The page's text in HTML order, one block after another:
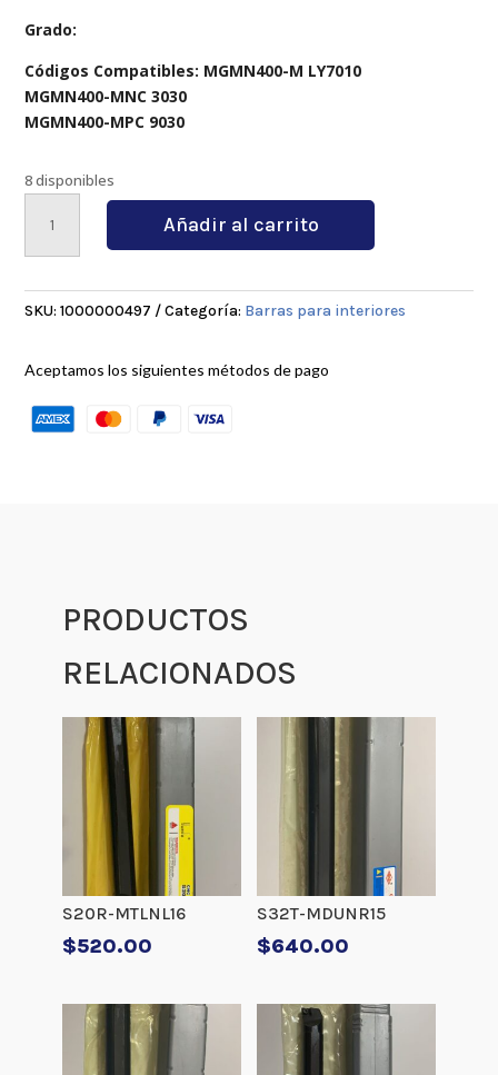
Grado:
Códigos Compatibles: MGMN400-M LY7010
MGMN400-MNC 3030
MGMN400-MPC 9030
8 disponibles
MGIVL2016-
cantidad
Añadir al carrito
SKU:1000000497 Categoría: Barras para interiores
Aceptamos los siguientes métodos de pago
PRODUCTOS
RELACIONADOS
S20R-MTLNL16
$520.00
S32T-MDUNR15
$640.00